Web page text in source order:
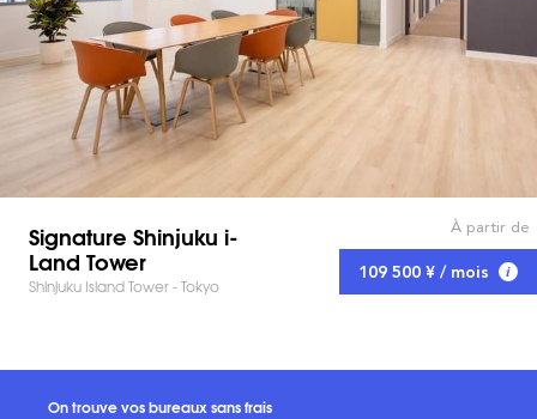
Signature Shinjuku i-
Land Tower
Shinjuku Island Tower - Tokyo
À partir de
109 500 ¥ / mois
On trouve vos bureaux sans frais